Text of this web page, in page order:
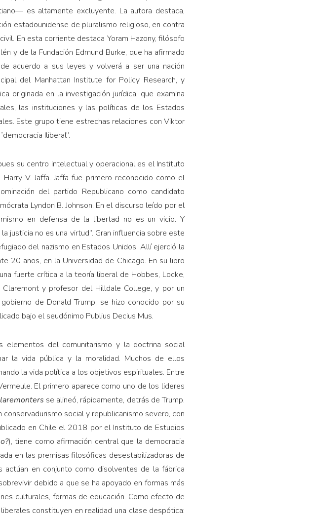
es altamente excluyente. La autora destaca,
estadounidense de pluralismo religioso, en contra
En esta corriente destaca Yoram Hazony, filósofo
y de la Fundación Edmund Burke, que ha afirmado
acuerdo a sus leyes y volverá a ser una nación
del Manhattan Institute for Policy Research, y
originada en la investigación jurídica, que examina
las instituciones y las políticas de los Estados
Este grupo tiene estrechas relaciones con Viktor
Iliberal”.
su centro intelectual y operacional es el Instituto
V. Jaffa. Jaffa fue primero reconocido como el
del partido Republicano como candidato
Lyndon B. Johnson. En el discurso leído por el
en defensa de la libertad no es un vicio. Y
justicia no es una virtud”. Gran influencia sobre este
del nazismo en Estados Unidos. Allí ejerció la
20 años, en la Universidad de Chicago. En su libro
fuerte crítica a la teoría liberal de Hobbes, Locke,
y profesor del Hilldale College, y por un
de Donald Trump, se hizo conocido por su
bajo el seudónimo Publius Decius Mus.
elementos del comunitarismo y la doctrina social
la vida pública y la moralidad. Muchos de ellos
la vida política a los objetivos espirituales. Entre
El primero aparece como uno de los lideres
se alineó, rápidamente, detrás de Trump.
social y republicanismo severo, con
en Chile el 2018 por el Instituto de Estudios
), tiene como afirmación central que la democracia
en las premisas filosóficas desestabilizadoras de
actúan en conjunto como disolventes de la fábrica
debido a que se ha apoyado en formas más
culturales, formas de educación. Como efecto de
constituyen en realidad una clase despótica: